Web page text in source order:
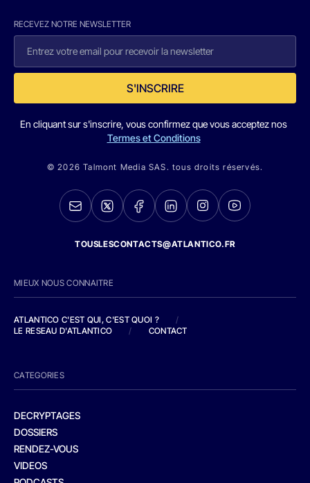
RECEVEZ NOTRE NEWSLETTER
S'INSCRIRE
En cliquant sur s'inscrire, vous confirmez que vous acceptez nos
Termes et Conditions
© 2026 Talmont Media SAS. tous droits réservés.
TOUSLESCONTACTS@ATLANTICO.FR
MIEUX NOUS CONNAITRE
ATLANTICO C'EST QUI, C'EST QUOI ?
/
LE RESEAU D'ATLANTICO
/ CONTACT
CATEGORIES
DECRYPTAGES
DOSSIERS
RENDEZ-VOUS
VIDEOS